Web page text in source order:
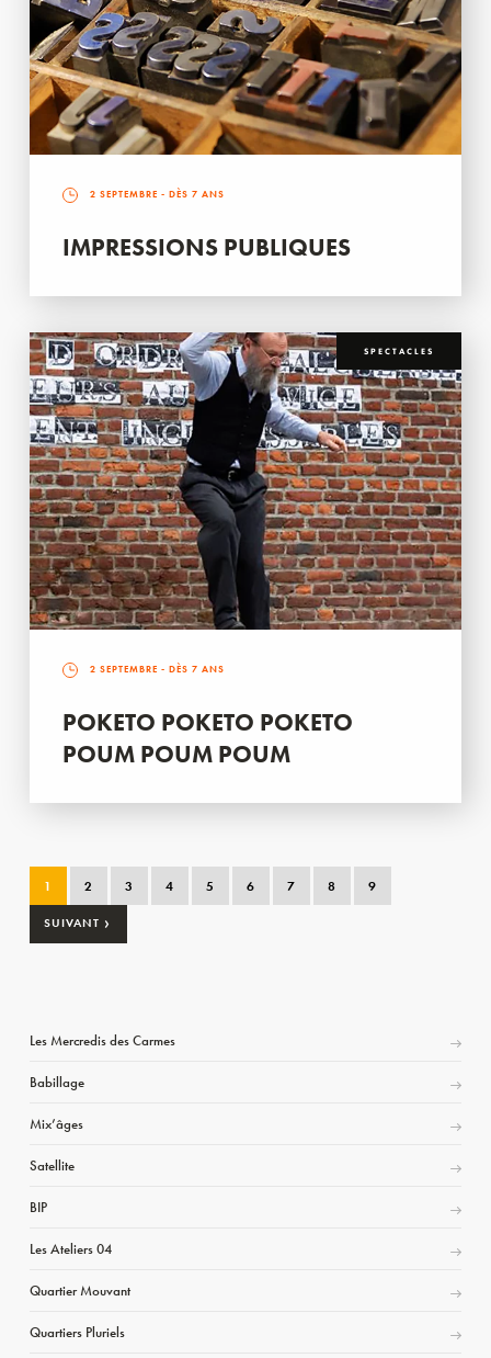
2 SEPTEMBRE - DÈS 7 ANS
IMPRESSIONS PUBLIQUES
SPECTACLES
2 SEPTEMBRE - DÈS 7 ANS
POKETO POKETO POKETO
POUM POUM POUM
1 2 3 4 5 6 7 8 9
SUIVANT ›
Les Mercredis des Carmes
Babillage
Mix’âges
Satellite
BIP
Les Ateliers 04
Quartier Mouvant
Quartiers Pluriels